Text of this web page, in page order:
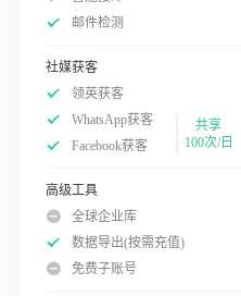
邮件检测
社媒获客
领英获客
WhatsApp获客
Facebook获客
共享
100次/日
高级工具
全球企业库
数据导出(按需充值)
免费子账号